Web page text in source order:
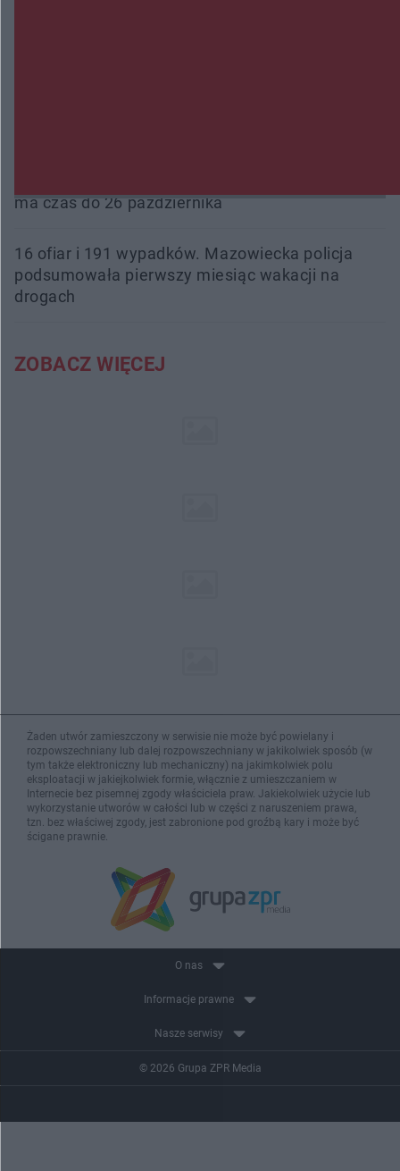
ma czas do 26 października
16 ofiar i 191 wypadków. Mazowiecka policja
podsumowała pierwszy miesiąc wakacji na
drogach
ZOBACZ WIĘCEJ
Żaden utwór zamieszczony w serwisie nie może być powielany i
rozpowszechniany lub dalej rozpowszechniany w jakikolwiek sposób (w
tym także elektroniczny lub mechaniczny) na jakimkolwiek polu
eksploatacji w jakiejkolwiek formie, włącznie z umieszczaniem w
Internecie bez pisemnej zgody właściciela praw. Jakiekolwiek użycie lub
wykorzystanie utworów w całości lub w części z naruszeniem prawa,
tzn. bez właściwej zgody, jest zabronione pod groźbą kary i może być
ścigane prawnie.
O nas
Informacje prawne
Nasze serwisy
© 2026 Grupa ZPR Media